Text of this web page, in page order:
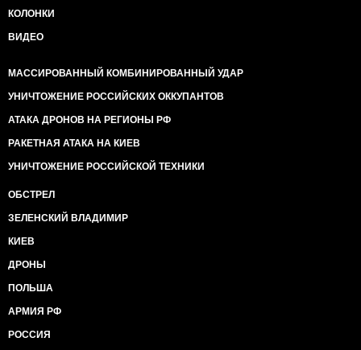
КОЛОНКИ
ВИДЕО
МАССИРОВАННЫЙ КОМБИНИРОВАННЫЙ УДАР
УНИЧТОЖЕНИЕ РОССИЙСКИХ ОККУПАНТОВ
АТАКА ДРОНОВ НА РЕГИОНЫ РФ
РАКЕТНАЯ АТАКА НА КИЕВ
УНИЧТОЖЕНИЕ РОССИЙСКОЙ ТЕХНИКИ
ОБСТРЕЛ
ЗЕЛЕНСКИЙ ВЛАДИМИР
КИЕВ
ДРОНЫ
ПОЛЬША
АРМИЯ РФ
РОССИЯ